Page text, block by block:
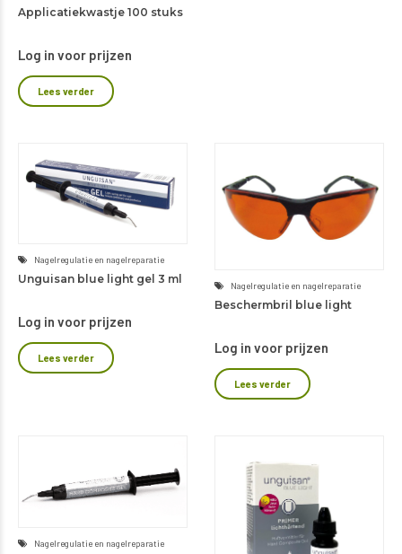
Applicatiekwastje 100 stuks
Log in voor prijzen
Lees verder
Nagelregulatie en nagelreparatie
Unguisan blue light gel 3 ml
Log in voor prijzen
Lees verder
Nagelregulatie en nagelreparatie
Beschermbril blue light
Log in voor prijzen
Lees verder
Nagelregulatie en nagelreparatie